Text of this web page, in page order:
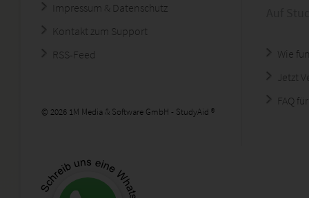
Impressum & Datenschutz
Kontakt zum Support
RSS-Feed
© 2026 1M Media & Software GmbH - StudyAid ®
Wie
Jetzt
FAQ